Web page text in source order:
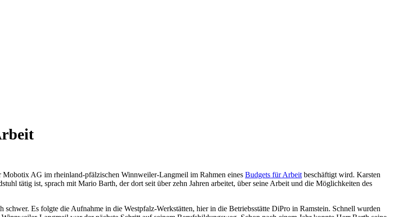
AG im rheinland-pfälzischen Winnweiler-Langmeil im Rahmen eines Budgets für Arbeit beschäftigt wird. Karsten
tätig ist, sprach mit Mario Barth, der dort seit über zehn Jahren arbeitet, über seine Arbeit und die Möglichkeiten des
Es folgte die Aufnahme in die Westpfalz-Werkstätten, hier in die Betriebsstätte DiPro in Ramstein. Schnell wurden